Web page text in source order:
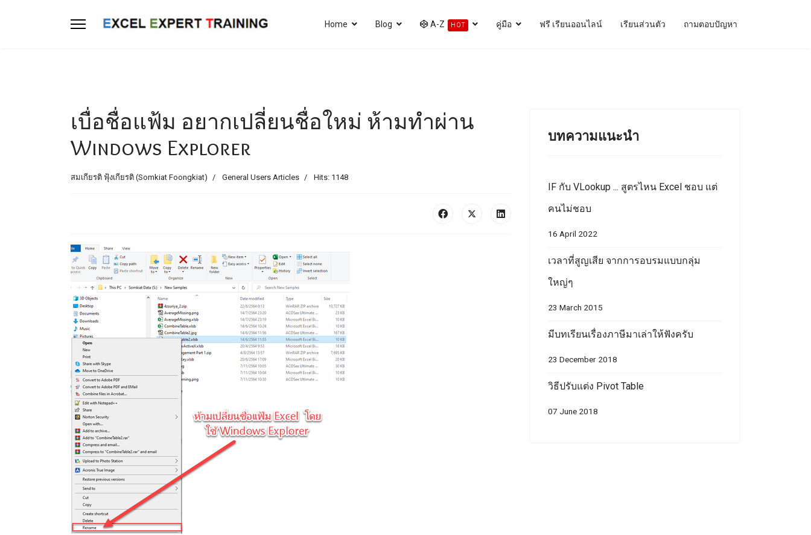
Home Blog A-Z HOT คู่มือ ฟรี เรียนออนไลน์ เรียนส่วนตัว ถามตอบปัญหา
เบื่อชื่อแฟ้ม อยากเปลี่ยนชื่อใหม่ ห้ามทำผ่าน
Windows Explorer
สมเกียรติ ฟุ้งเกียรติ (Somkiat Foongkiat) General Users Articles Hits: 1148
บทความแนะนำ
IF กับ VLookup ... สูตรไหน Excel ชอบ แต่
คนไม่ชอบ
16 April 2022
เวลาที่สูญเสีย จากการอบรมแบบกลุ่ม
ใหญ่ๆ
23 March 2015
มีบทเรียนเรื่องภาษีมาเล่าให้ฟังครับ
23 December 2018
วิธีปรับแต่ง Pivot Table
07 June 2018